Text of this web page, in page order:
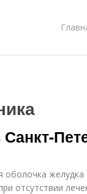
оболочка
отсутствии